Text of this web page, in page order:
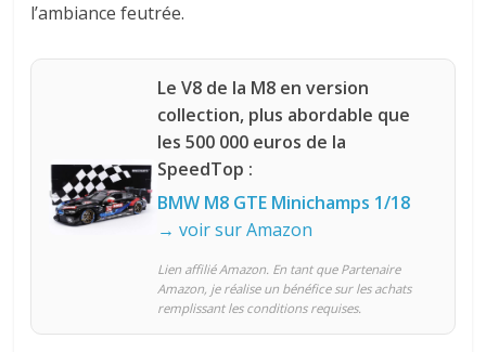
l’ambiance feutrée.
Le V8 de la M8 en version
collection, plus abordable que
les 500 000 euros de la
SpeedTop :
BMW M8 GTE Minichamps 1/18
→ voir sur Amazon
Lien affilié Amazon. En tant que Partenaire
Amazon, je réalise un bénéfice sur les achats
remplissant les conditions requises.